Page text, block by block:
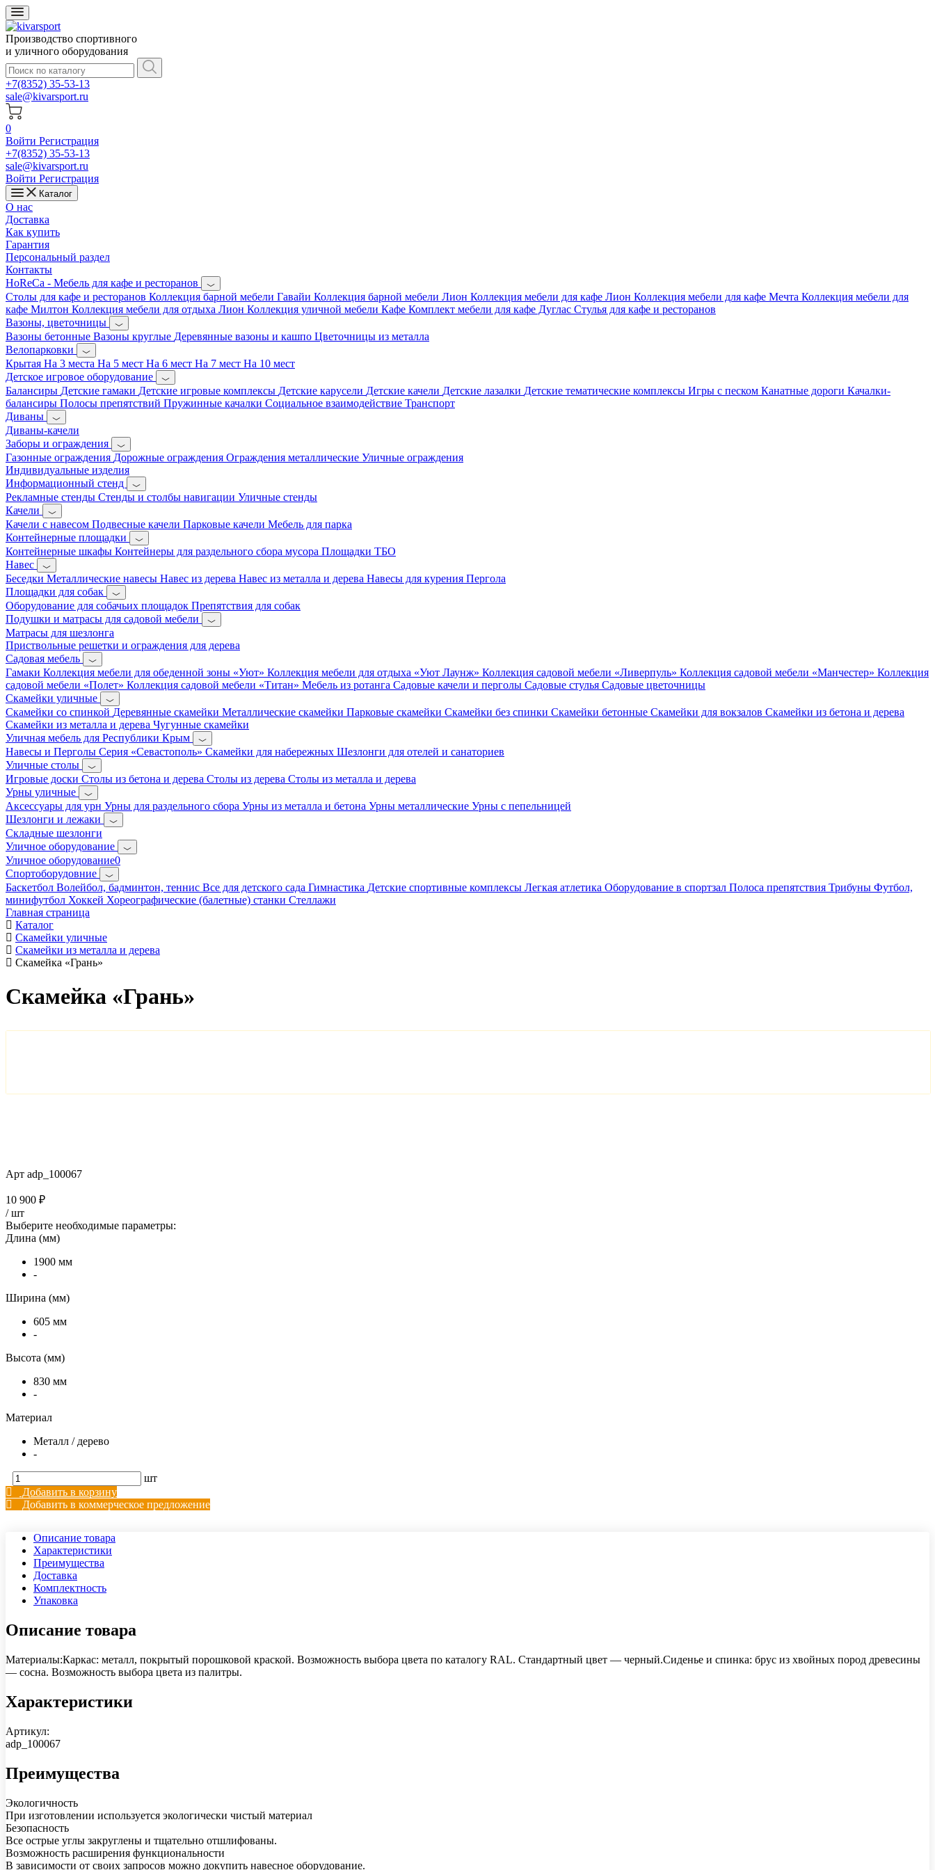
Производство спортивного
и уличного оборудования
+7(8352) 35-53-13
sale@kivarsport.ru
0
Войти Регистрация
+7(8352) 35-53-13
sale@kivarsport.ru
Войти Регистрация
Каталог
О нас
Доставка
Как купить
Гарантия
Персональный раздел
Контакты
HoReCa - Мебель для кафе и ресторанов
Cтолы для кафе и ресторанов Коллекция барной мебели Гавайи Коллекция барной мебели Лион Коллекция мебели для кафе Лион Коллекция мебели для кафе Мечта Коллекция мебели для
кафе Милтон Коллекция мебели для отдыха Лион Коллекция уличной мебели Кафе Комплект мебели для кафе Дуглас Стулья для кафе и ресторанов
Вазоны, цветочницы
Вазоны бетонные Вазоны круглые Деревянные вазоны и кашпо Цветочницы из металла
Велопарковки
Крытая На 3 места На 5 мест На 6 мест На 7 мест На 10 мест
Детское игровое оборудование
Балансиры Детские гамаки Детские игровые комплексы Детские карусели Детские качели Детские лазалки Детские тематические комплексы Игры с песком Канатные дороги Качалки-
балансиры Полосы препятствий Пружинные качалки Социальное взаимодействие Транспорт
Диваны
Диваны-качели
Заборы и ограждения
Газонные ограждения Дорожные ограждения Ограждения металлические Уличные ограждения
Индивидуальные изделия
Информационный стенд
Рекламные стенды Стенды и столбы навигации Уличные стенды
Качели
Качели с навесом Подвесные качели Парковые качели Мебель для парка
Контейнерные площадки
Контейнерные шкафы Контейнеры для раздельного сбора мусора Площадки ТБО
Навес
Беседки Металлические навесы Навес из дерева Навес из металла и дерева Навесы для курения Пергола
Площадки для собак
Оборудование для собачьих площадок Препятствия для собак
Подушки и матрасы для садовой мебели
Матрасы для шезлонга
Приствольные решетки и ограждения для дерева
Садовая мебель
Гамаки Коллекция мебели для обеденной зоны «Уют» Коллекция мебели для отдыха «Уют Лаунж» Коллекция садовой мебели «Ливерпуль» Коллекция садовой мебели «Манчестер» Коллекция
садовой мебели «Полет» Коллекция садовой мебели «Титан» Мебель из ротанга Садовые качели и перголы Садовые стулья Садовые цветочницы
Скамейки уличные
Скамейки со спинкой Деревянные скамейки Металлические скамейки Парковые скамейки Скамейки без спинки Скамейки бетонные Скамейки для вокзалов Скамейки из бетона и дерева
Скамейки из металла и дерева Чугунные скамейки
Уличная мебель для Республики Крым
Навесы и Перголы Серия «Севастополь» Скамейки для набережных Шезлонги для отелей и санаториев
Уличные столы
Игровые доски Столы из бетона и дерева Столы из дерева Столы из металла и дерева
Урны уличные
Аксессуары для урн Урны для раздельного сбора Урны из металла и бетона Урны металлические Урны с пепельницей
Шезлонги и лежаки
Складные шезлонги
Уличное оборудование
Уличное оборудование0
Спортоборудовние
Баскетбол Волейбол, бадминтон, теннис Все для детского сада Гимнастика Детские спортивные комплексы Легкая атлетика Оборудование в спортзал Полоса препятствия Трибуны Футбол,
минифутбол Хоккей Хореографические (балетные) станки Стеллажи
Главная страница
Каталог
Скамейки уличные
Скамейки из металла и дерева
Скамейка «Грань»
Скамейка «Грань»
Арт adp_100067
10 900 ₽
/шт
Выберите необходимые параметры:
Длина (мм)
1900 мм
-
Ширина (мм)
605 мм
-
Высота (мм)
830 мм
-
Материал
Металл / дерево
-
шт
Добавить в корзину
Добавить в коммерческое предложение
Описание товара
Характеристики
Преимущества
Доставка
Комплектность
Упаковка
Описание товара
Материалы:Каркас: металл, покрытый порошковой краской. Возможность выбора цвета по каталогу RAL. Стандартный цвет — черный.Сиденье и спинка: брус из хвойных пород древесины
— сосна. Возможность выбора цвета из палитры.
Характеристики
Артикул:
adp_100067
Преимущества
Экологичность
При изготовлении используется экологически чистый материал
Безопасность
Все острые углы закруглены и тщательно отшлифованы.
Возможность расширения функциональности
В зависимости от своих запросов можно докупить навесное оборудование.